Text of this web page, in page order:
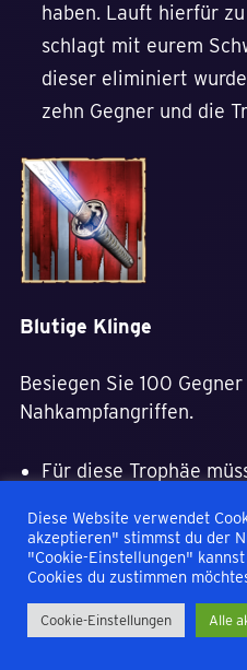
haben. Lauft hierfür
schlagt mit eurem
dieser eliminiert
zehn Gegner und die
Blutige Klinge
Besiegen Sie 100
Nahkampfangriffen.
Für diese Trophäe
haben. Lauft hierfür
schlagt mit eurem
dieser eliminiert
100 Gegner und die
Diese Website verwendet
akzeptieren" stimmst du der
"Cookie-Einstellungen"
Cookies du zustimmen
Cookie-Einstellungen Alle